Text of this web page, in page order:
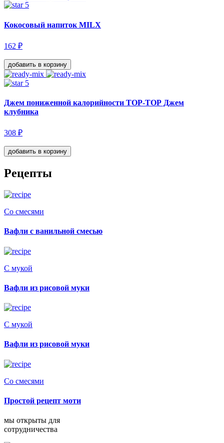
5
Кокосовый напиток MILX
162 ₽
добавить в корзину
5
Джем пониженной калорийности TОР-TОР Джем
клубника
308 ₽
добавить в корзину
Рецепты
Со смесями
Вафли с ванильной смесью
С мукой
Вафли из рисовой муки
С мукой
Вафли из рисовой муки
Со смесями
Простой рецепт моти
мы открыты для
сотрудничества